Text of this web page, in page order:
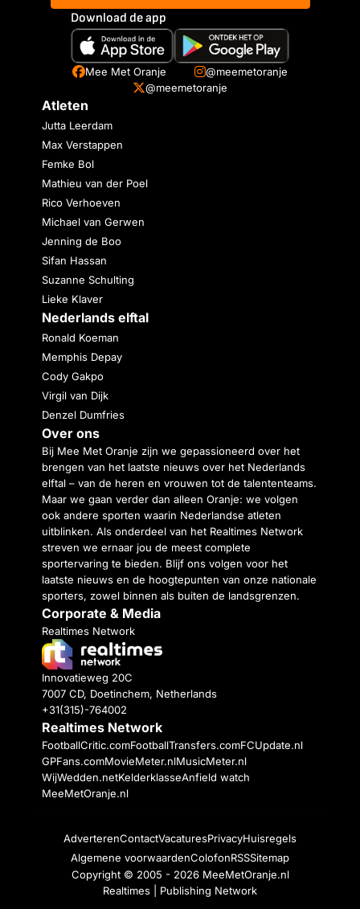
Download de app
Mee Met Oranje
@meemetoranje
@meemetoranje
Atleten
Jutta Leerdam
Max Verstappen
Femke Bol
Mathieu van der Poel
Rico Verhoeven
Michael van Gerwen
Jenning de Boo
Sifan Hassan
Suzanne Schulting
Lieke Klaver
Nederlands elftal
Ronald Koeman
Memphis Depay
Cody Gakpo
Virgil van Dijk
Denzel Dumfries
Over ons
Bij Mee Met Oranje zijn we gepassioneerd over het
brengen van het laatste nieuws over het Nederlands
elftal – van de heren en vrouwen tot de talententeams.
Maar we gaan verder dan alleen Oranje: we volgen
ook andere sporten waarin Nederlandse atleten
uitblinken. Als onderdeel van het Realtimes Network
streven we ernaar jou de meest complete
sportervaring te bieden. Blijf ons volgen voor het
laatste nieuws en de hoogtepunten van onze nationale
sporters, zowel binnen als buiten de landsgrenzen.
Corporate & Media
Realtimes Network
Innovatieweg 20C
7007 CD, Doetinchem, Netherlands
+31(315)-764002
Realtimes Network
FootballCritic.comFootballTransfers.comFCUpdate.nl
GPFans.comMovieMeter.nlMusicMeter.nl
WijWedden.netKelderklasseAnfield watch
MeeMetOranje.nl
AdverterenContactVacaturesPrivacyHuisregels
Algemene voorwaardenColofonRSSSitemap
Copyright © 2005 - 2026 MeeMetOranje.nl
Realtimes | Publishing Network